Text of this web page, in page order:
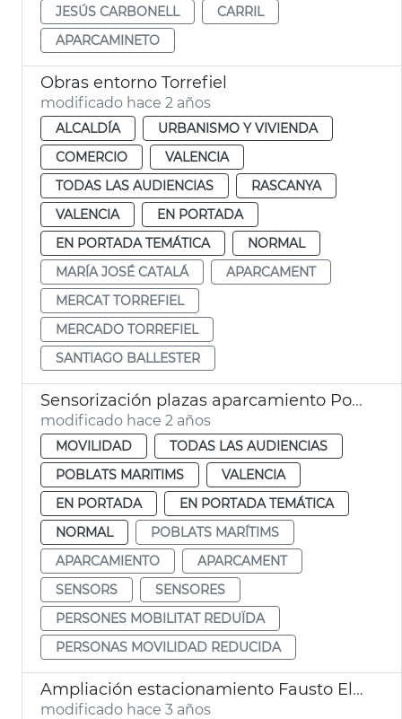
JESÚS CARBONELL
CARRIL
APARCAMINETO
Obras entorno Torrefiel
modificado hace 2 años
ALCALDÍA
URBANISMO Y VIVIENDA
COMERCIO
VALENCIA
TODAS LAS AUDIENCIAS
RASCANYA
VALENCIA
EN PORTADA
EN PORTADA TEMÁTICA
NORMAL
MARÍA JOSÉ CATALÁ
APARCAMENT
MERCAT TORREFIEL
MERCADO TORREFIEL
SANTIAGO BALLESTER
Sensorización plazas aparcamiento Poblats Marítims
modificado hace 2 años
MOVILIDAD
TODAS LAS AUDIENCIAS
POBLATS MARITIMS
VALENCIA
EN PORTADA
EN PORTADA TEMÁTICA
NORMAL
POBLATS MARÍTIMS
APARCAMIENTO
APARCAMENT
SENSORS
SENSORES
PERSONES MOBILITAT REDUÏDA
PERSONAS MOVILIDAD REDUCIDA
Ampliación estacionamiento Fausto Elio
modificado hace 3 años